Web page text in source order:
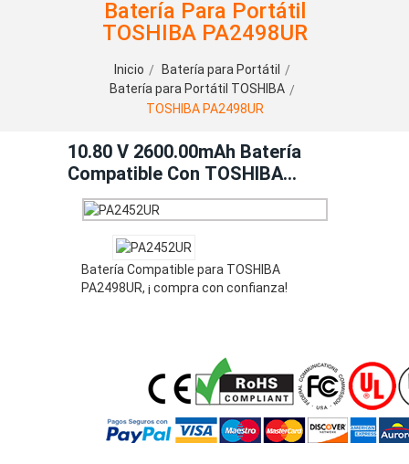
Batería Para Portátil
TOSHIBA PA2498UR
Inicio
Batería para Portátil
Batería para Portátil TOSHIBA
TOSHIBA PA2498UR
10.80 V 2600.00mAh Batería
Compatible Con TOSHIBA
PA2498UR
Batería Compatible para TOSHIBA
PA2498UR, ¡ compra con confianza!